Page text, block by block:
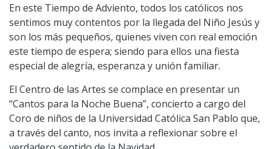
En este Tiempo de Adviento, todos los católicos nos
sentimos muy contentos por la llegada del Niño Jesús y
son los más pequeños, quienes viven con real emoción
este tiempo de espera; siendo para ellos una fiesta
especial de alegría, esperanza y unión familiar.
El Centro de las Artes se complace en presentar un
“Cantos para la Noche Buena”, concierto a cargo del
Coro de niños de la Universidad Católica San Pablo que,
a través del canto, nos invita a reflexionar sobre el